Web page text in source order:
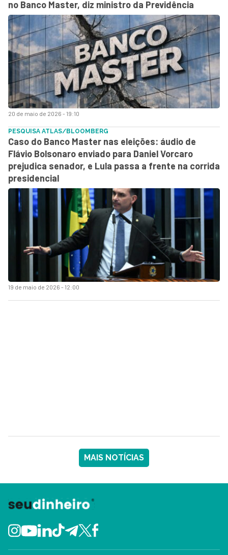
20 de maio de 2026 - 19:10
no Banco Master, diz ministro da Previdência
19 de maio de 2026 - 12:00
PESQUISA ATLAS/BLOOMBERG
Caso do Banco Master nas eleições: áudio de
Flávio Bolsonaro enviado para Daniel Vorcaro
prejudica senador, e Lula passa a frente na corrida
presidencial
MAIS NOTÍCIAS